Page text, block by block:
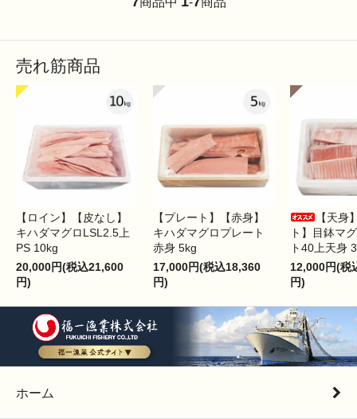
売れ筋商品
【ロイン】【皮なし】
キハダマグロLSL2.5上
PS 10kg
20,000円(税込21,600
円)
【プレート】【赤身】
キハダマグロプレート
赤身 5kg
17,000円(税込18,360
円)
【天身
ト】目鉢マ
ト40上天身
12,000円(税
円)
ホーム